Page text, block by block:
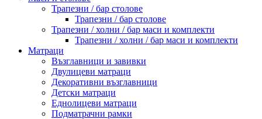
Трапезни / бар столове
Трапезни / бар столове
Трапезни / холни / бар маси и комплекти
Трапезни / холни / бар маси и комплекти
Матраци
Възглавници и завивки
Двулицеви матраци
Декоративни възглавници
Детски матраци
Еднолицеви матраци
Подматрачни рамки